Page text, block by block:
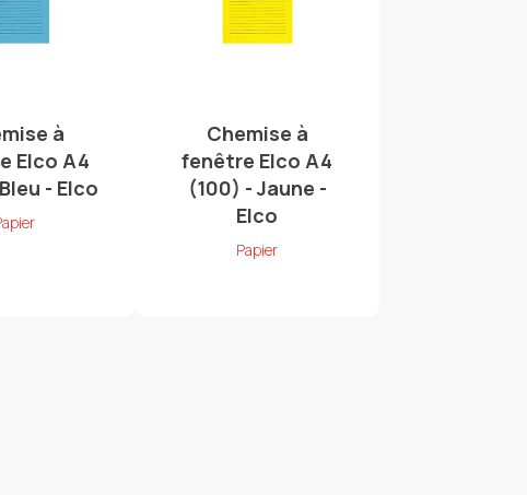
à
Elco A4
- Elco
Chemise à
fenêtre Elco A4
(100) - Jaune -
Elco
Papier